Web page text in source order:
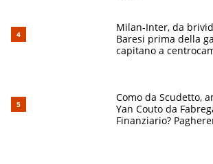
Milan-Inter, da
Baresi prima della
capitano a
Como da Scudetto,
Yan Couto da
Finanziario?